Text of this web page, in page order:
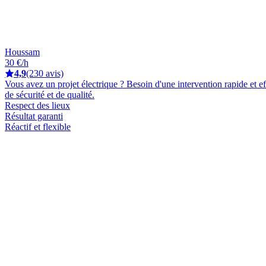
Houssam
30 €/h
4,9(230 avis)
Vous avez un projet électrique ? Besoin d'une intervention rapide et
de sécurité et de qualité.
Respect des lieux
Résultat garanti
Réactif et flexible